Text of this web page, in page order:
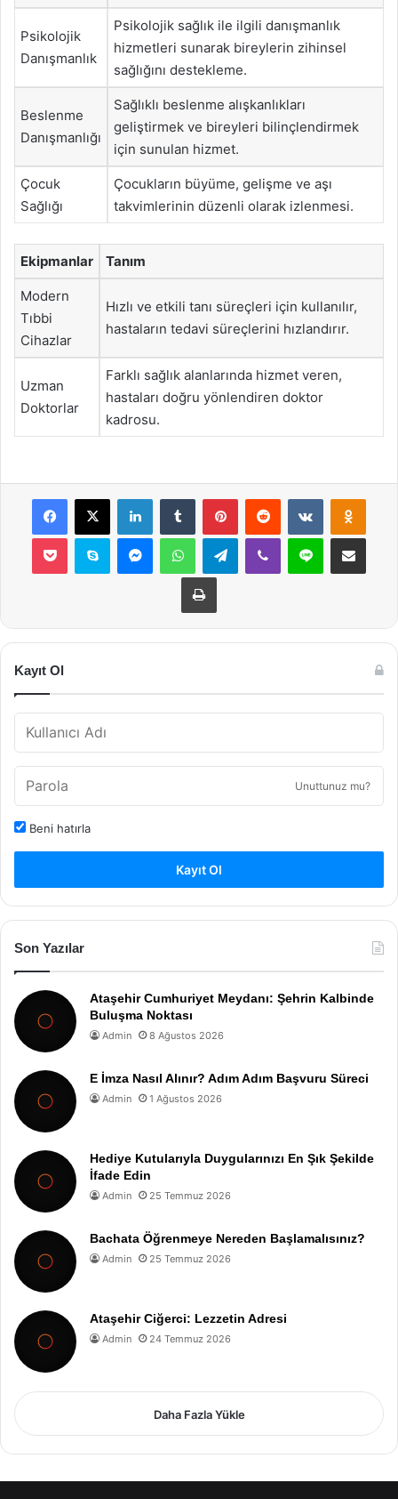
Psikolojik
Danışmanlık
Psikolojik sağlık ile ilgili danışmanlık
hizmetleri sunarak bireylerin zihinsel
sağlığını destekleme.
Beslenme
Danışmanlığı
Sağlıklı beslenme alışkanlıkları
geliştirmek ve bireyleri bilinçlendirmek
için sunulan hizmet.
Çocuk
Sağlığı
Çocukların büyüme, gelişme ve aşı
takvimlerinin düzenli olarak izlenmesi.
Ekipmanlar Tanım
Modern
Tıbbi
Cihazlar
Hızlı ve etkili tanı süreçleri için kullanılır,
hastaların tedavi süreçlerini hızlandırır.
Uzman
Doktorlar
Farklı sağlık alanlarında hizmet veren,
hastaları doğru yönlendiren doktor
kadrosu.
Facebook
X LinkedInTumblr PinterestReddit VKontakte
Pocket Skype MessengerWhatsAppTelegramViber Line E-Posta ile
Yazdır
Kayıt Ol
Unuttunuz mu?
Beni hatırla
Kayıt Ol
Son Yazılar
Ataşehir Cumhuriyet Meydanı: Şehrin Kalbinde
Buluşma Noktası
Admin 8 Ağustos 2026
E İmza Nasıl Alınır? Adım Adım Başvuru Süreci
Admin 1 Ağustos 2026
Hediye Kutularıyla Duygularınızı En Şık Şekilde
İfade Edin
Admin 25 Temmuz 2026
Bachata Öğrenmeye Nereden Başlamalısınız?
Admin 25 Temmuz 2026
Ataşehir Ciğerci: Lezzetin Adresi
Admin 24 Temmuz 2026
Daha Fazla Yükle